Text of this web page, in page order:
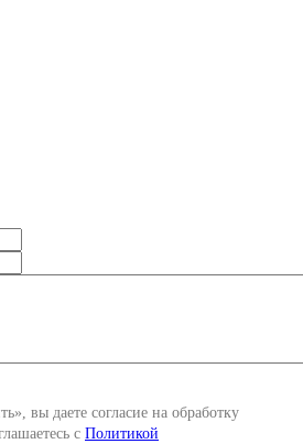
вы даете согласие на обработку
с Политикой